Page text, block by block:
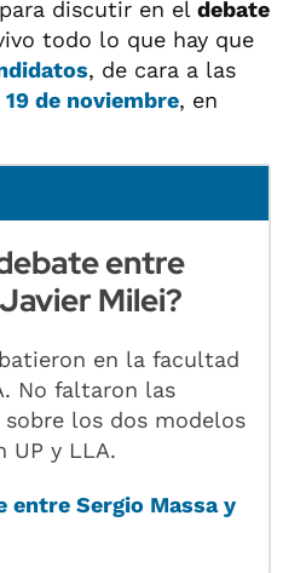
discutir en el debate
todo lo que hay que
, de cara a las
de noviembre, en
entre
Milei?
en la facultad
No faltaron las
los dos modelos
UP y LLA.
entre Sergio Massa y